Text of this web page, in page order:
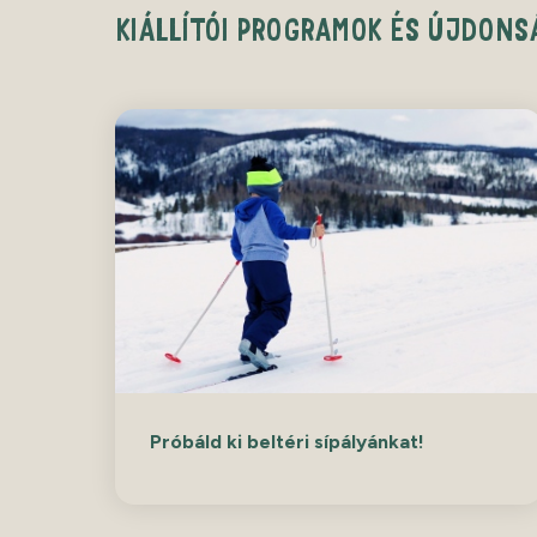
KIÁLLÍTÓI PROGRAMOK ÉS
Próbáld ki beltéri sípályánkat!